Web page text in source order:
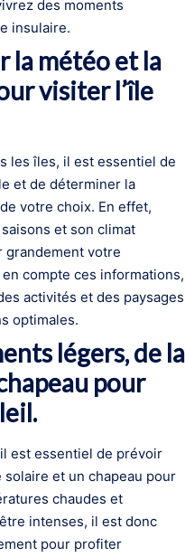
des moments
insulaire.
la météo et la
visiter l’île
les îles, il est essentiel de
et de déterminer la
votre choix. En effet,
et son climat
grandement votre
compte ces informations,
activités et des paysages
optimales.
légers, de la
pour
est essentiel de prévoir
et un chapeau pour
chaudes et
intenses, il est donc
pour profiter